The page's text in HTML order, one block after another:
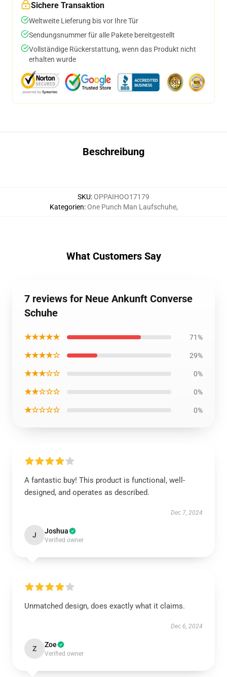
Sichere Transaktion
Weltweite Lieferung bis vor Ihre Tür
Sendungsnummer für alle Pakete bereitgestellt
Vollständige Rückerstattung, wenn das Produkt nicht
erhalten wurde
Beschreibung
SKU:OPPAIHOO17179
Kategorien:One Punch Man Laufschuhe,
What Customers Say
7 reviews for Neue Ankunft Converse
Schuhe
★★★★★ 71%
★★★★☆ 29%
★★★☆☆ 0%
★★☆☆☆ 0%
★☆☆☆☆ 0%
A fantastic buy! This product is functional, well-
designed, and operates as described.
Dec 7, 2024
J Joshua
Verified owner
Unmatched design, does exactly what it claims.
Dec 6, 2024
Z Zoe
Verified owner